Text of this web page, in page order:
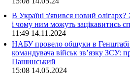
В Україні з'явився новий
і чому ним можуть зацікавитись
11:49 14.11.2024
НАБУ провело обшуки в Генштабі
командувача військ зв’язку ЗСУ:
Пашинський
15:08 14.05.2024